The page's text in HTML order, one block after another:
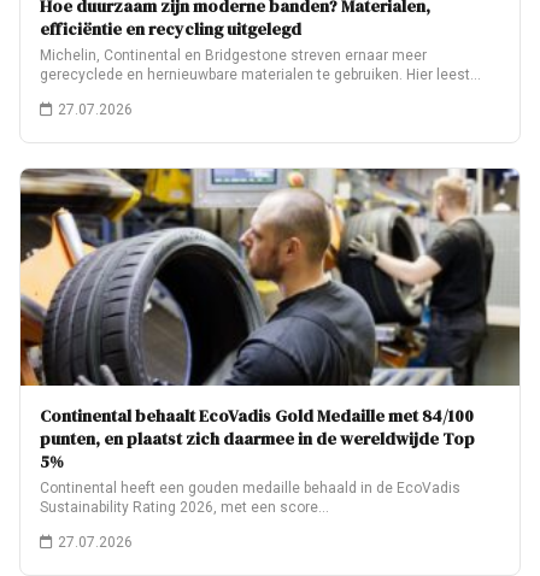
Hoe duurzaam zijn moderne banden? Materialen,
efficiëntie en recycling uitgelegd
Michelin, Continental en Bridgestone streven ernaar meer
gerecyclede en hernieuwbare materialen te gebruiken. Hier leest…
27.07.2026
Continental behaalt EcoVadis Gold Medaille met 84/100
punten, en plaatst zich daarmee in de wereldwijde Top
5%
Continental heeft een gouden medaille behaald in de EcoVadis
Sustainability Rating 2026, met een score…
27.07.2026